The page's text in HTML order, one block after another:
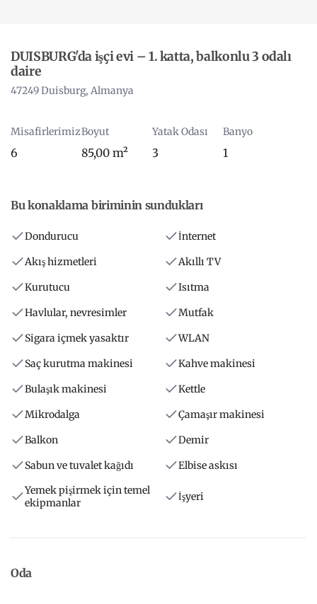
DUISBURG'da işçi evi – 1. katta, balkonlu 3 odalı
daire
47249 Duisburg, Almanya
Misafirlerimiz
6
Boyut
85,00 m²
Yatak Odası
3
Banyo
1
Bu konaklama biriminin sundukları
Dondurucu
İnternet
Akış hizmetleri
Akıllı TV
Kurutucu
Isıtma
Havlular, nevresimler
Mutfak
Sigara içmek yasaktır
WLAN
Saç kurutma makinesi
Kahve makinesi
Bulaşık makinesi
Kettle
Mikrodalga
Çamaşır makinesi
Balkon
Demir
Sabun ve tuvalet kağıdı
Elbise askısı
Yemek pişirmek için temel
ekipmanlar
İşyeri
Oda